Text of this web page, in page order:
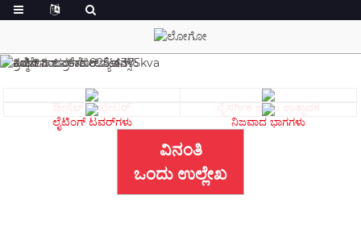
ಡೀಸೆಲ್ ಜನರೇಟರ್
ನೈಸರ್ಗಿಕ ಅನಿಲ ಉತ್ಪಾದಕ
ಲೈಟಿಂಗ್ ಟವರ್‌ಗಳು
ನಿಜವಾದ ಭಾಗಗಳು
ವಿನಂತಿ
ಒಂದು ಉಲ್ಲೇಖ